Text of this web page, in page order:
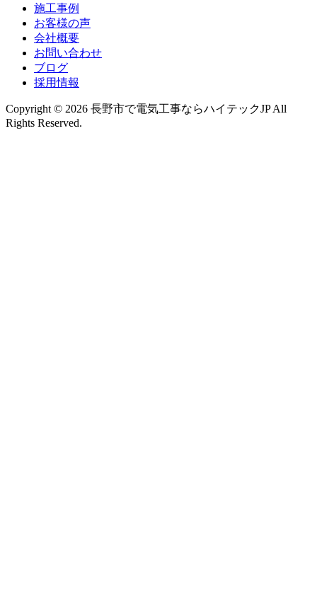
施工事例
お客様の声
会社概要
お問い合わせ
ブログ
採用情報
Copyright © 2026 長野市で電気工事ならハイテックJP All
Rights Reserved.